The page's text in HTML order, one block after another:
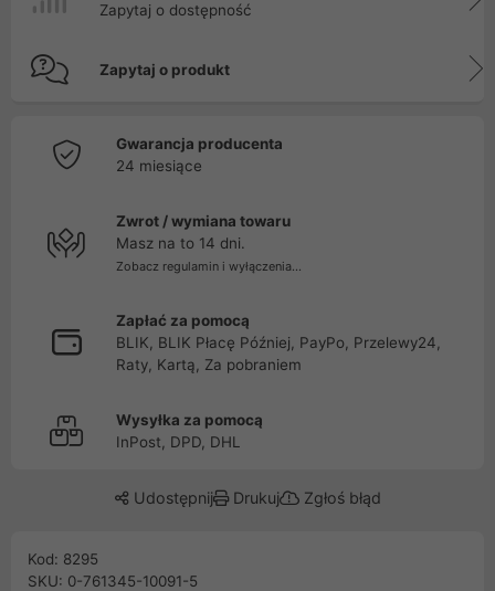
Zapytaj o dostępność
Zapytaj o produkt
Gwarancja producenta
24 miesiące
Zwrot / wymiana towaru
Masz na to 14 dni.
Zobacz regulamin i wyłączenia...
Zapłać za pomocą
BLIK, BLIK Płacę Później, PayPo, Przelewy24,
Raty, Kartą, Za pobraniem
Wysyłka za pomocą
InPost, DPD, DHL
Udostępnij Drukuj Zgłoś błąd
Kod: 8295
SKU: 0-761345-10091-5